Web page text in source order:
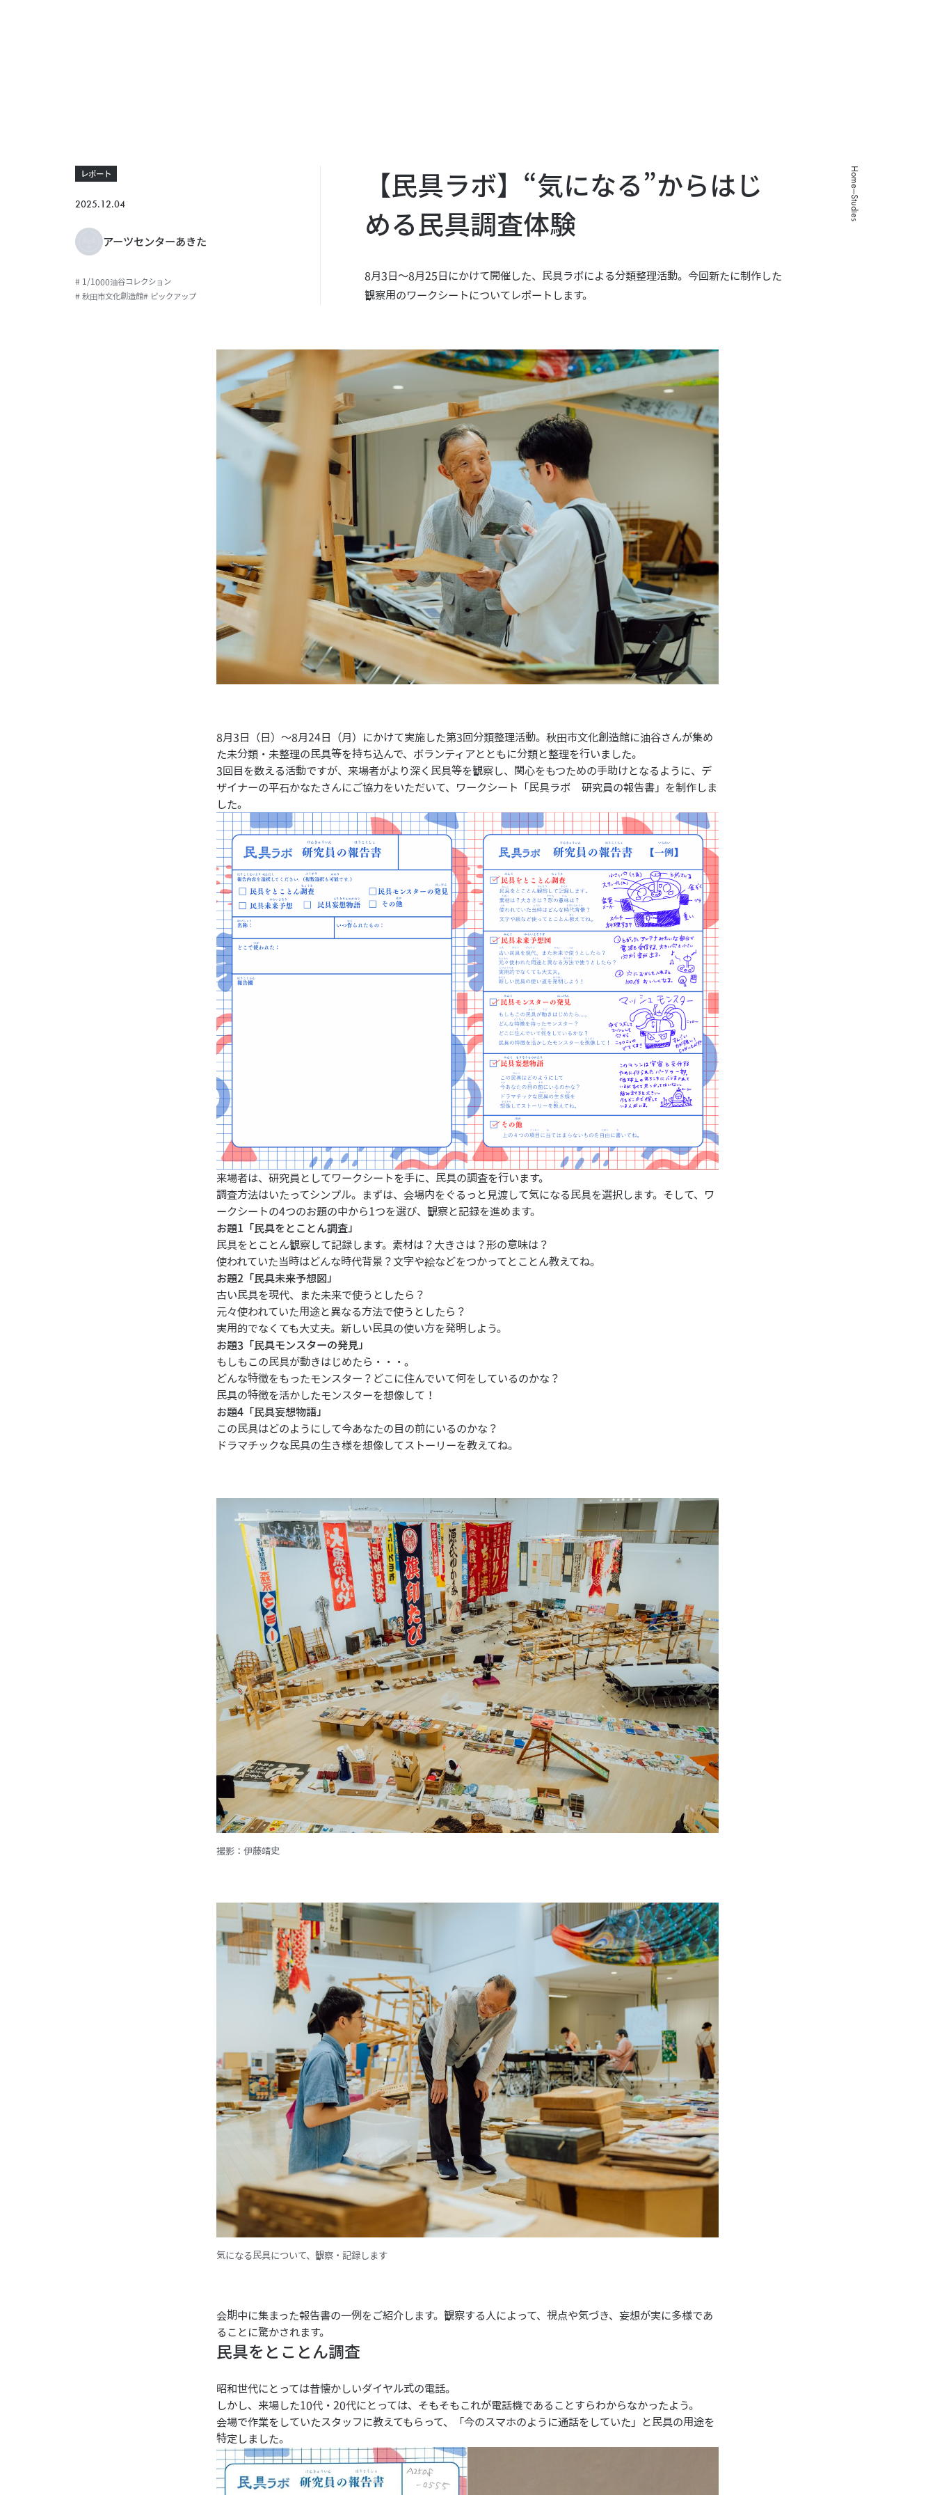
Home
Studies
【民具ラボ】“気になる”からはじ
める民具調査体験
8月3日～8月25日にかけて開催した、民具ラボによる分類整理活動。今回新たに制作した
観察用のワークシートについてレポートします。
レポート
アーツセンターあきた
2025.12.04
# 1/1000油谷コレクション
# 秋田市文化創造館# ピックアップ
8月3日（日）～8月24日（月）にかけて実施した第3回分類整理活動。秋田市文化創造館に油谷さんが集め
た未分類・未整理の民具等を持ち込んで、ボランティアとともに分類と整理を行いました。
3回目を数える活動ですが、来場者がより深く民具等を観察し、関心をもつための手助けとなるように、デ
ザイナーの平石かなたさんにご協力をいただいて、ワークシート「民具ラボ 研究員の報告書」を制作しま
した。
来場者は、研究員としてワークシートを手に、民具の調査を行います。
調査方法はいたってシンプル。まずは、会場内をぐるっと見渡して気になる民具を選択します。そして、ワ
ークシートの4つのお題の中から1つを選び、観察と記録を進めます。
お題1「民具をとことん調査」
民具をとことん観察して記録します。素材は？大きさは？形の意味は？
使われていた当時はどんな時代背景？文字や絵などをつかってとことん教えてね。
お題2「民具未来予想図」
古い民具を現代、また未来で使うとしたら？
元々使われていた用途と異なる方法で使うとしたら？
実用的でなくても大丈夫。新しい民具の使い方を発明しよう。
お題3「民具モンスターの発見」
もしもこの民具が動きはじめたら・・・。
どんな特徴をもったモンスター？どこに住んでいて何をしているのかな？
民具の特徴を活かしたモンスターを想像して！
お題4「民具妄想物語」
この民具はどのようにして今あなたの目の前にいるのかな？
ドラマチックな民具の生き様を想像してストーリーを教えてね。
撮影：伊藤靖史
気になる民具について、観察・記録します
会期中に集まった報告書の一例をご紹介します。観察する人によって、視点や気づき、妄想が実に多様であ
ることに驚かされます。
民具をとことん調査
昭和世代にとっては昔懐かしいダイヤル式の電話。
しかし、来場した10代・20代にとっては、そもそもこれが電話機であることすらわからなかったよう。
会場で作業をしていたスタッフに教えてもらって、「今のスマホのように通話をしていた」と民具の用途を
特定しました。